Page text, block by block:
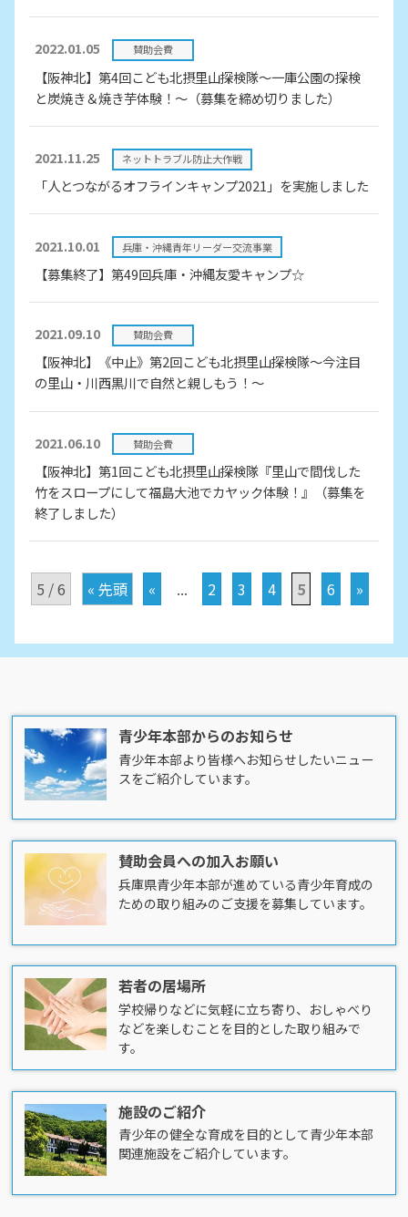
2022.01.05 賛助会費
【阪神北】第4回こども北摂里山探検隊～一庫公園の探検
と炭焼き＆焼き芋体験！～（募集を締め切りました）
2021.11.25 ネットトラブル防止大作戦
「人とつながるオフラインキャンプ2021」を実施しました
2021.10.01 兵庫・沖縄青年リーダー交流事業
【募集終了】第49回兵庫・沖縄友愛キャンプ☆
2021.09.10 賛助会費
【阪神北】《中止》第2回こども北摂里山探検隊～今注目
の里山・川西黒川で自然と親しもう！～
2021.06.10 賛助会費
【阪神北】第1回こども北摂里山探検隊『里山で間伐した
竹をスロープにして福島大池でカヤック体験！』（募集を
終了しました）
5 / 6 « 先頭 « ... 2 3 4 5 6 »
青少年本部からのお知らせ
青少年本部より皆様へお知らせしたいニュー
スをご紹介しています。
賛助会員への加入お願い
兵庫県青少年本部が進めている青少年育成の
ための取り組みのご支援を募集しています。
若者の居場所
学校帰りなどに気軽に立ち寄り、おしゃべり
などを楽しむことを目的とした取り組みで
す。
施設のご紹介
青少年の健全な育成を目的として青少年本部
関連施設をご紹介しています。